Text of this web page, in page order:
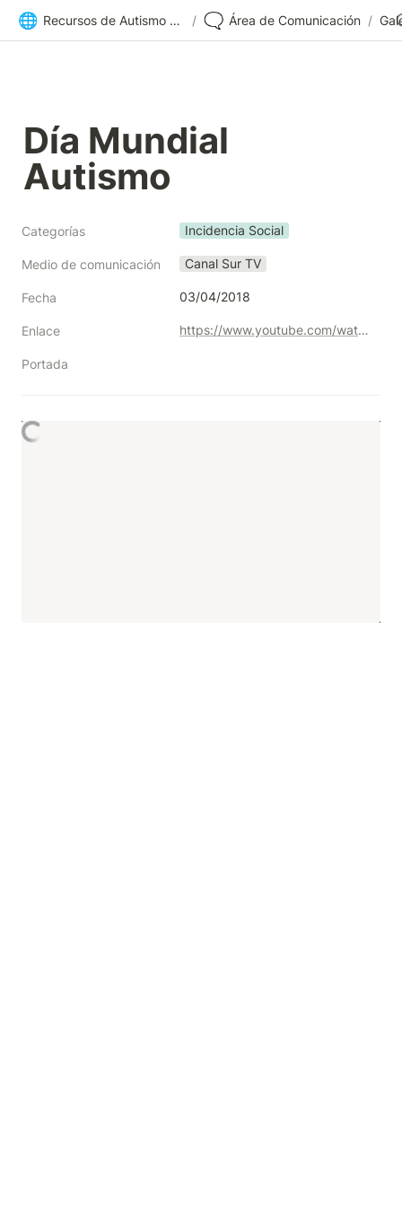
🌐 Recursos de Autismo Sevilla | Inicio / 🗨️ Área de Comunicación /
Día Mundial
Autismo
Categorías Incidencia Social
Medio de comunicación Canal Sur TV
Fecha 03/04/2018
Enlace https://www.youtube.com/watch?v=JJNuCnYp8LU
Portada